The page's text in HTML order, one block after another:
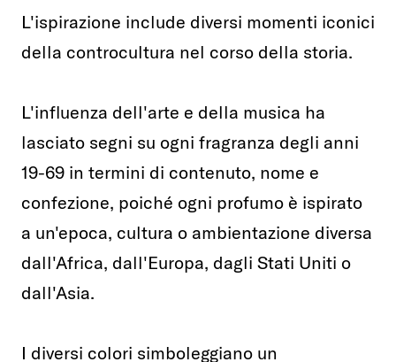
L'ispirazione include diversi momenti iconici
della controcultura nel corso della storia.
L'influenza dell'arte e della musica ha
lasciato segni su ogni fragranza degli anni
19-69 in termini di contenuto, nome e
confezione, poiché ogni profumo è ispirato
a un'epoca, cultura o ambientazione diversa
dall'Africa, dall'Europa, dagli Stati Uniti o
dall'Asia.
I diversi colori simboleggiano un